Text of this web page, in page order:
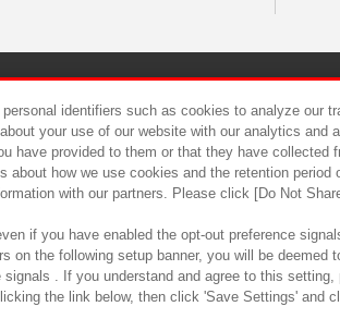
食品のご
identifiers such as cookies to analyze our
your use of our website with our analytics and
have provided to them or that they have
about how we use cookies and the retention
with our partners. Please click [Do Not
if you have enabled the opt-out preference
on the following setup banner, you will be
signals . If you understand and agree to this
the link below, then click 'Save Settings' and